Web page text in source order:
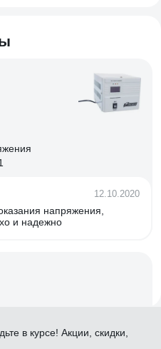
12.10.2020
напряжения,
и надежно
в курсе! Акции, скидки,